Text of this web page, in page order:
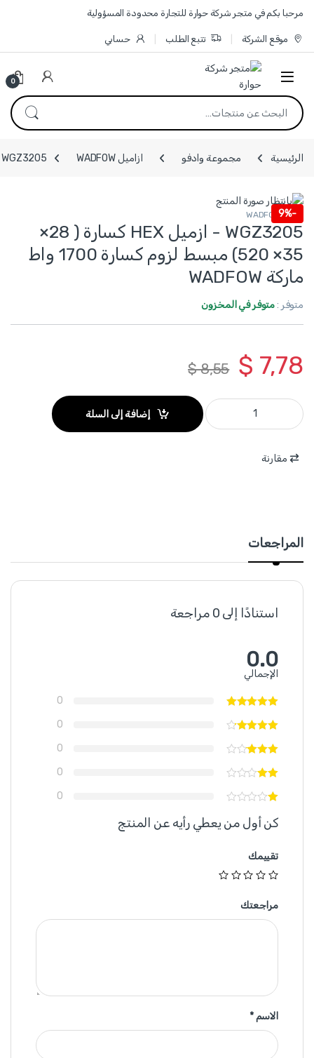
Skip to navigation
Skip to content
مرحبا بكم في متجر شركة حوارة للتجارة محدودة المسؤولية
موقع الشركة تتبع الطلب حسابي
0
البحث عن:
الرئيسية مجموعة وادفو ازاميل WADFOW WGZ3205 - ازميل HEX كسارة ( 28× 35× 520) مبسط لزوم كسارة 1700 واط ماركة WADFOW
-
9%
ازاميل WADFOW
WGZ3205 - ازميل HEX كسارة ( 28×
35× 520) مبسط لزوم كسارة 1700 واط
ماركة WADFOW
متوفر :متوفر في المخزون
$ 7,78
$8,55
WGZ3205 - ازميل HEX كسارة ( 28× 35× 520) مبسط لزوم كسارة 1700 واط ماركة WADFOW quantity
إضافة إلى السلة
مقارنة
المراجعات
استنادًا إلى 0 مراجعة
0.0
الإجمالي
0
0
0
0
0
كن أول من يعطي رأيه عن المنتج
تقييمك
مراجعتك
الاسم*